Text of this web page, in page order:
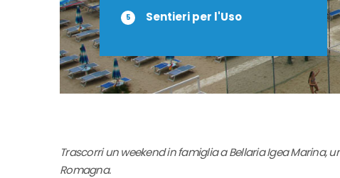
Sentieri per l'Uso
Trascorri un weekend in famiglia a Bellaria Igea Marina,
Romagna.